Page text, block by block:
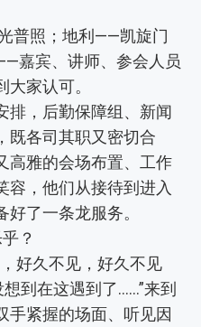
照；地利——凯旋门
嘉宾、讲师、参会人员
家认可。
，后勤保障组、新闻
既各司其职又密切合
高雅的会场布置、工作
容，他们从接待到进入
了一条龙服务。
？
好久不见，好久不见
到在这遇到了……”来到
手紧握的场面、听见因